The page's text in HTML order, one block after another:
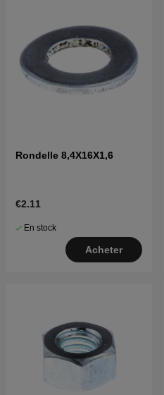
Rondelle 8,4X16X1,6
€2.11
En stock
Acheter